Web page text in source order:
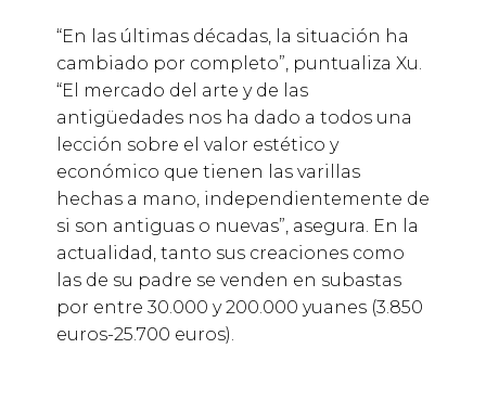
“En las últimas décadas, la situación ha
cambiado por completo”, puntualiza Xu.
“El mercado del arte y de las
antigüedades nos ha dado a todos una
lección sobre el valor estético y
económico que tienen las varillas
hechas a mano, independientemente de
si son antiguas o nuevas”, asegura. En la
actualidad, tanto sus creaciones como
las de su padre se venden en subastas
por entre 30.000 y 200.000 yuanes (3.850
euros-25.700 euros).